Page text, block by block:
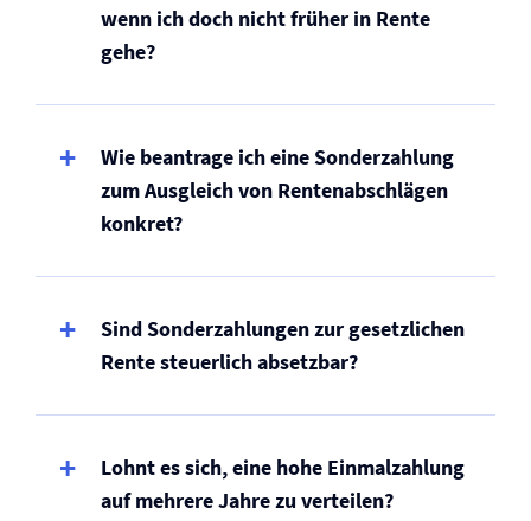
wenn ich doch nicht früher in Rente
gehe?
Wie beantrage ich eine Sonderzahlung
zum Ausgleich von Rentenabschlägen
konkret?
Sind Sonderzahlungen zur gesetzlichen
Rente steuerlich absetzbar?
Lohnt es sich, eine hohe Einmalzahlung
auf mehrere Jahre zu verteilen?